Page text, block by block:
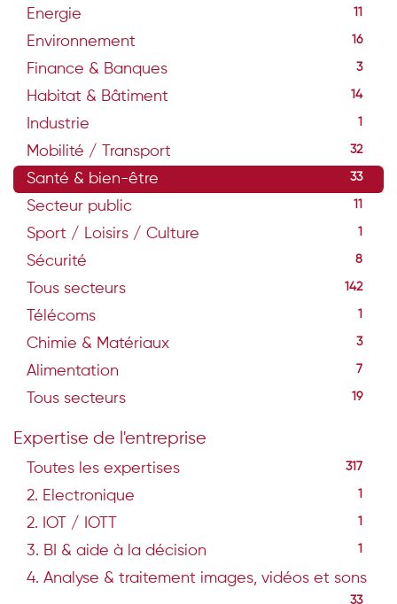
Energie 11
Environnement 16
Finance & Banques 3
Habitat & Bâtiment 14
Industrie 1
Mobilité / Transport 32
Santé & bien-être 33
Secteur public 11
Sport / Loisirs / Culture 1
Sécurité 8
Tous secteurs 142
Télécoms 1
Chimie & Matériaux 3
Alimentation 7
Tous secteurs 19
Expertise de l'entreprise
Toutes les expertises 317
2. Electronique 1
2. IOT / IOTT 1
3. BI & aide à la décision 1
4. Analyse & traitement images, vidéos et sons
33